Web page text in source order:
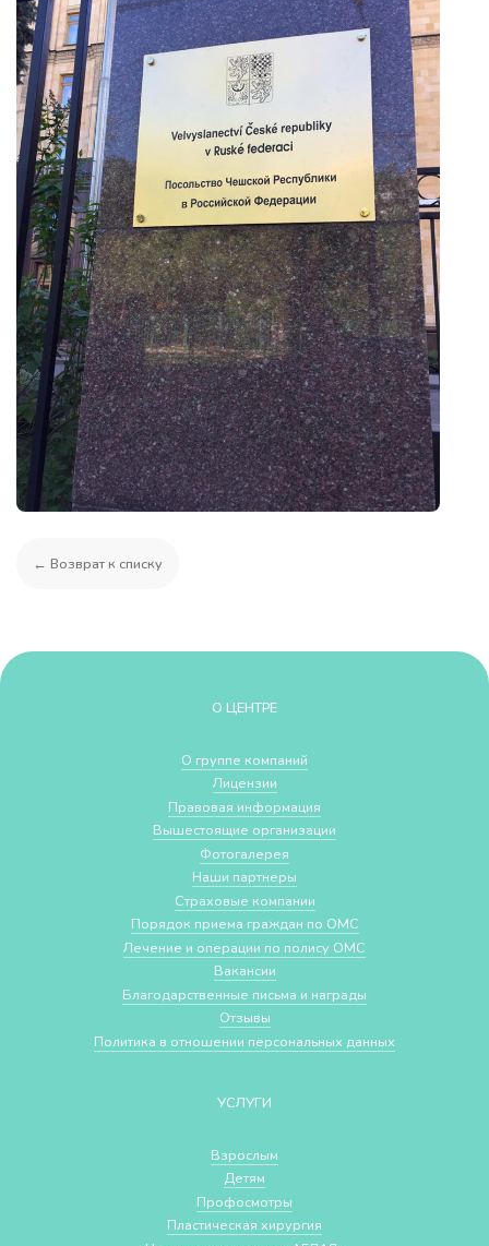
← Возврат к списку
О ЦЕНТРЕ
О группе компаний
Лицензии
Правовая информация
Вышестоящие организации
Фотогалерея
Наши партнеры
Страховые компании
Порядок приема граждан по ОМС
Лечение и операции по полису ОМС
Вакансии
Благодарственные письма и награды
Отзывы
Политика в отношении персональных данных
УСЛУГИ
Взрослым
Детям
Профосмотры
Пластическая хирургия